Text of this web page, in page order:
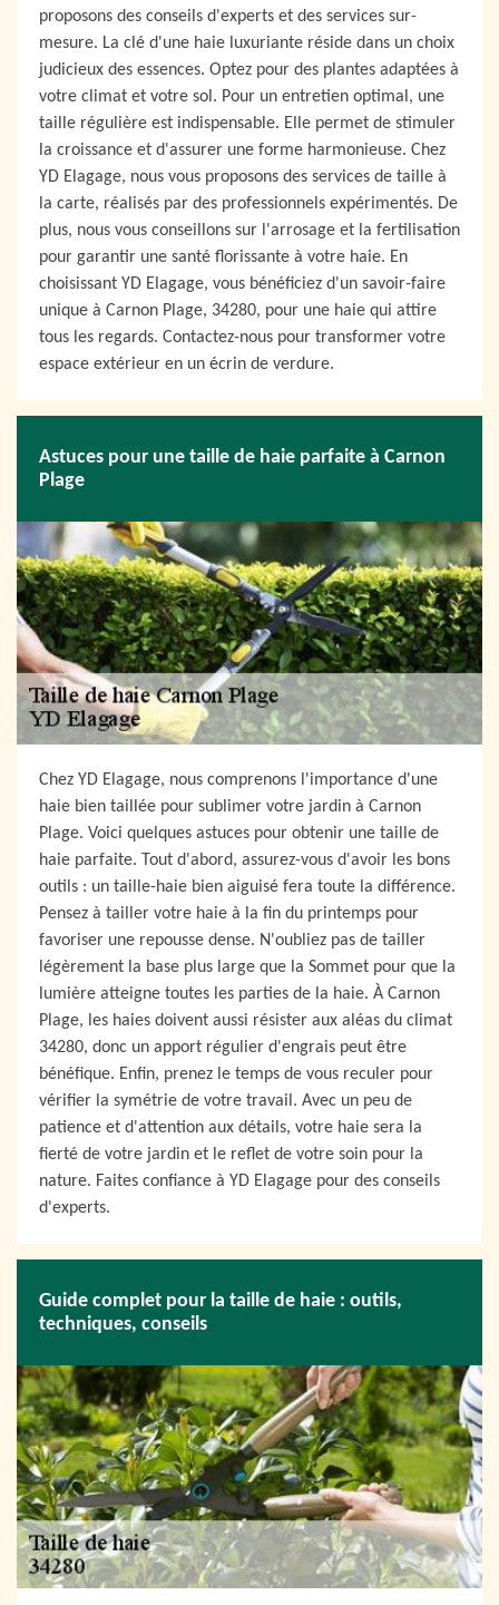
proposons des conseils d'experts et des services sur-
mesure. La clé d'une haie luxuriante réside dans un choix
judicieux des essences. Optez pour des plantes adaptées à
votre climat et votre sol. Pour un entretien optimal, une
taille régulière est indispensable. Elle permet de stimuler
la croissance et d'assurer une forme harmonieuse. Chez
YD Elagage, nous vous proposons des services de taille à
la carte, réalisés par des professionnels expérimentés. De
plus, nous vous conseillons sur l'arrosage et la fertilisation
pour garantir une santé florissante à votre haie. En
choisissant YD Elagage, vous bénéficiez d'un savoir-faire
unique à Carnon Plage, 34280, pour une haie qui attire
tous les regards. Contactez-nous pour transformer votre
espace extérieur en un écrin de verdure.
Astuces pour une taille de haie parfaite à Carnon
Plage
Chez YD Elagage, nous comprenons l'importance d'une
haie bien taillée pour sublimer votre jardin à Carnon
Plage. Voici quelques astuces pour obtenir une taille de
haie parfaite. Tout d'abord, assurez-vous d'avoir les bons
outils : un taille-haie bien aiguisé fera toute la différence.
Pensez à tailler votre haie à la fin du printemps pour
favoriser une repousse dense. N'oubliez pas de tailler
légèrement la base plus large que la Sommet pour que la
lumière atteigne toutes les parties de la haie. À Carnon
Plage, les haies doivent aussi résister aux aléas du climat
34280, donc un apport régulier d'engrais peut être
bénéfique. Enfin, prenez le temps de vous reculer pour
vérifier la symétrie de votre travail. Avec un peu de
patience et d'attention aux détails, votre haie sera la
fierté de votre jardin et le reflet de votre soin pour la
nature. Faites confiance à YD Elagage pour des conseils
d'experts.
Guide complet pour la taille de haie : outils,
techniques, conseils